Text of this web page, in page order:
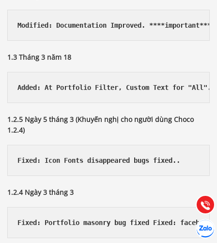
Modified: Documentation Improved.
1.3 Tháng 3 năm 18
Added: At Portfolio Filter, Custom Text for "All"..
1.2.5 Ngày 5 tháng 3 (Khuyến nghị cho người dùng Choco
1.2.4)
Fixed: Icon Fonts disappeared bugs fixed..
1.2.4 Ngày 3 tháng 3
Fixed: Portfolio masonry bug fixed Fixed:
Gọi
Báo giá & Đặt hàng:
0903.976.769
(028) 22.166.144
Chát
Hợp tác